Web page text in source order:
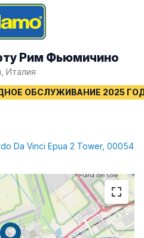
Рим Фьюмичино
Италия
Da Vinci Epua 2 Tower, 00054